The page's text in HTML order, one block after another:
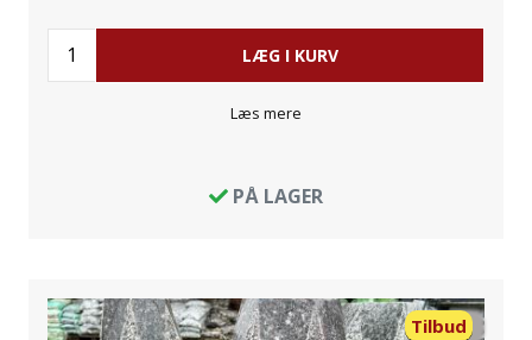
Læs mere
LÆG I KURV
PÅ LAGER
Tilbud